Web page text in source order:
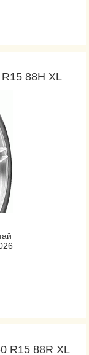
88H XL
R15 88R XL